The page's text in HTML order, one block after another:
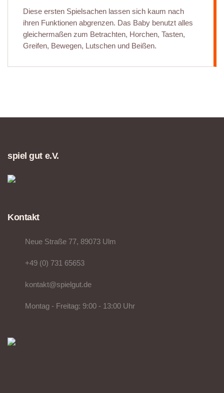
Diese ersten Spielsachen lassen sich kaum nach
ihren Funktionen abgrenzen. Das Baby benutzt alles
gleichermaßen zum Betrachten, Horchen, Tasten,
Greifen, Bewegen, Lutschen und Beißen.
spiel gut e.V.
Kontakt
Neue Straße 77, 89073 Ulm
+49 (0) 731 65653
kontakt@spielgut.de
Montag - Freitag: 9:00 - 13:00 Uhr